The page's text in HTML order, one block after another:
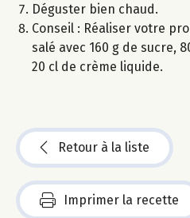
Déguster bien chaud.
Conseil : Réaliser votre
salé avec 160 g de sucre,
20 cl de crème liquide.
Retour à la liste
Imprimer la recette